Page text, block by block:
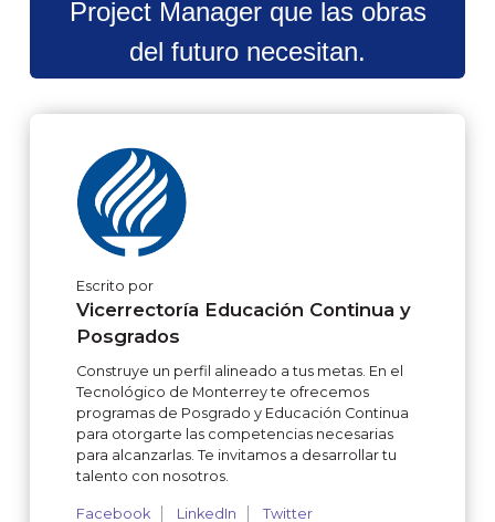
Project Manager que las obras
del futuro necesitan.
Escrito por
Vicerrectoría Educación Continua y
Posgrados
Construye un perfil alineado a tus metas. En el
Tecnológico de Monterrey te ofrecemos
programas de Posgrado y Educación Continua
para otorgarte las competencias necesarias
para alcanzarlas. Te invitamos a desarrollar tu
talento con nosotros.
Facebook LinkedIn Twitter